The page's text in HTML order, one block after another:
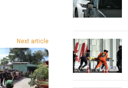
Next article